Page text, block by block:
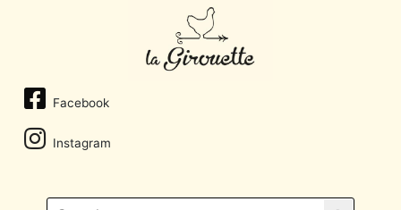
Facebook
Instagram